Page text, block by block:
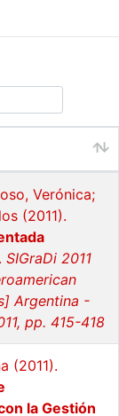
Verónica;
(2011).
. SIGraDi 2011
Argentina -
pp. 415-418
(2011).
la Gestión